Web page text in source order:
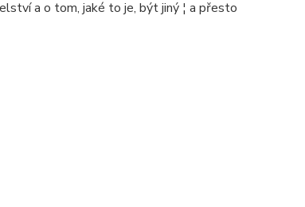
a o tom, jaké to je, být jiný ¦ a přesto